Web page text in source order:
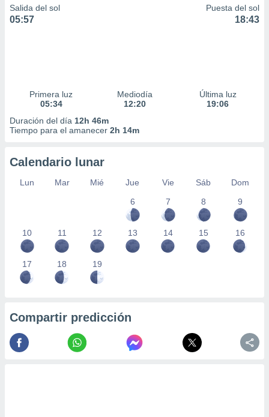
Salida del sol
05:57
Puesta del sol
18:43
Primera luz
05:34
Mediodía
12:20
Última luz
19:06
Duración del día 12h 46m
Tiempo para el amanecer 2h 14m
Calendario lunar
Lun Mar Mié Jue Vie Sáb
Dom
6
7 8 9
10 11 12 13 14 15 16
17 18 19
Compartir predicción